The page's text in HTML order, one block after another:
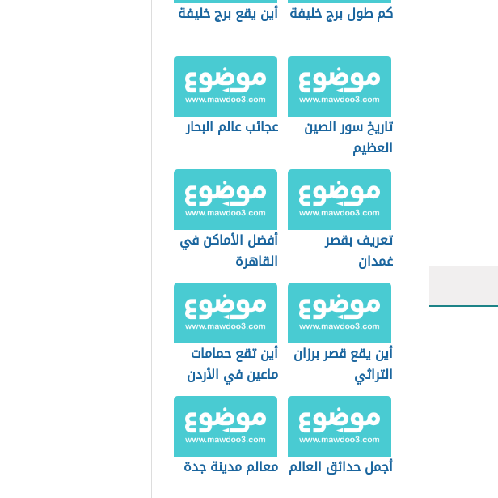
كم طول برج خليفة أين يقع برج خليفة
تاريخ سور الصين
العظيم
عجائب عالم البحار
تعريف بقصر
غمدان
أفضل الأماكن في
القاهرة
أين يقع قصر برزان
التراثي
أين تقع حمامات
ماعين في الأردن
أجمل حدائق العالم معالم مدينة جدة